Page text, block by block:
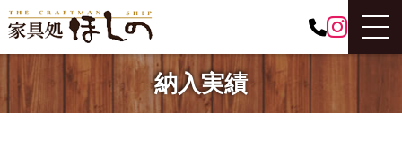
納入実績